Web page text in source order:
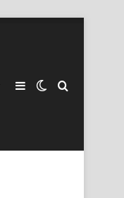
Barra lateral
Switch skin